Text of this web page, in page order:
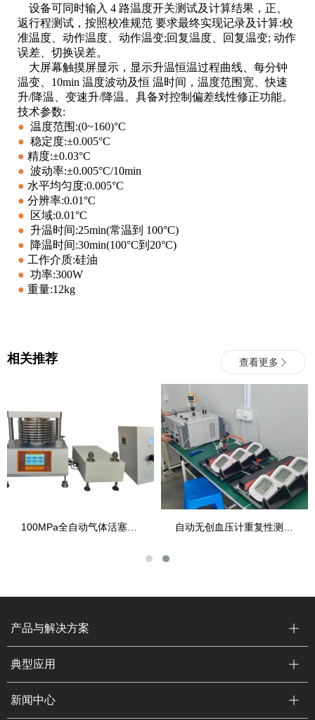
设备可同时输入 4 路温度开关测试及计算结果，正、
返行程测试，按照校准规范 要求最终实现记录及计算:校
准温度、动作温度、动作温变;回复温度、回复温变; 动作
误差、切换误差。
大屏幕触摸屏显示，显示升温恒温过程曲线、每分钟
温变、10min 温度波动及恒 温时间，温度范围宽、快速
升/降温、变速升/降温。具备对控制偏差线性修正功能。
技术参数:
● 温度范围:(0~160)°C
● 稳定度:±0.005°C
● 精度:±0.03°C
● 波动率:±0.005°C/10min
● 水平均匀度:0.005°C
● 分辨率:0.01°C
●
区域:0.01°C
● 升温时间:25min(常温到 100°C)
●
降温时间:30min(100°C到20°C)
● 工作介质:硅油
● 功率:300W
● 重量:12kg
相关推荐 查看更多
产品与解决方案
典型应用
新闻中心